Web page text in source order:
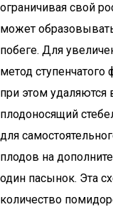
ограничивая свой
может
побеге. Для
метод ступенчатого
при этом
плодоносящий
для
плодов на
один пасынок. Эта
количество